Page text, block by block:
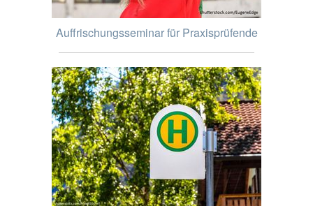
Auffrischungsseminar für Praxisprüfende